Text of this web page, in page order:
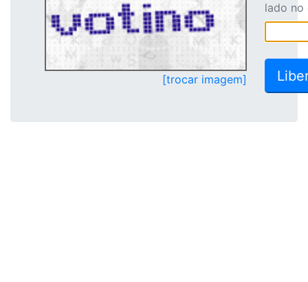
[trocar imagem]
lado no